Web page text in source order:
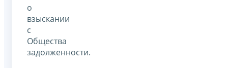
о
взыскании
с
Общества
задолженности.